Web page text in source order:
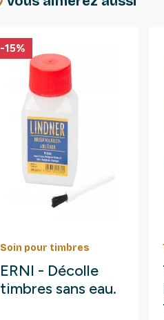
Soin pour timbres
ERNI - Décolle
timbres sans eau.
-15%